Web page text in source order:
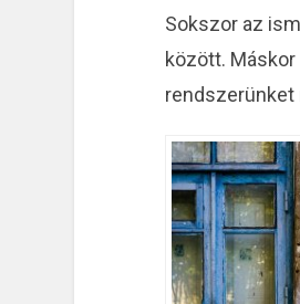
Sokszor az
között.
rendszerünket